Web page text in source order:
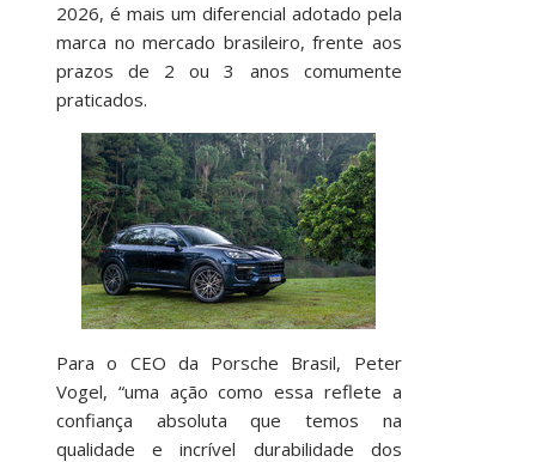
2026, é mais um diferencial adotado pela
marca no mercado brasileiro, frente aos
prazos de 2 ou 3 anos comumente
praticados.
Para o CEO da Porsche Brasil, Peter
Vogel, “uma ação como essa reflete a
confiança absoluta que temos na
qualidade e incrível durabilidade dos